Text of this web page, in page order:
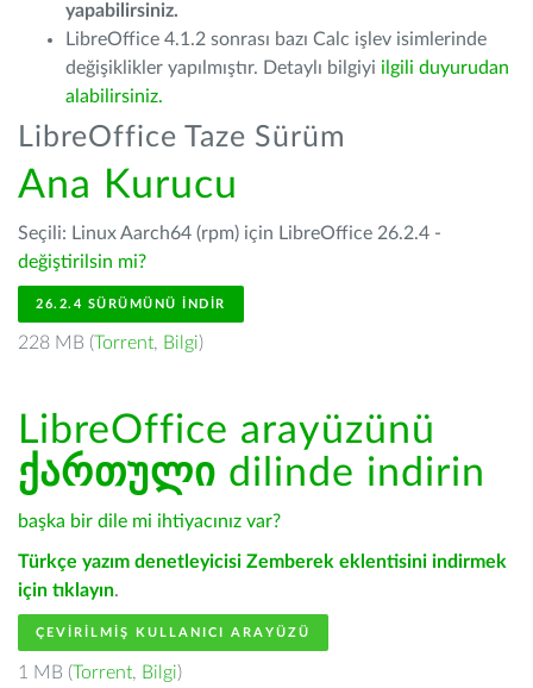
yapabilirsiniz.
LibreOffice 4.1.2 sonrası bazı Calc işlev isimlerinde
değişiklikler yapılmıştır. Detaylı bilgiyi ilgili duyurudan
alabilirsiniz.
LibreOffice Taze Sürüm
Ana Kurucu
Seçili: Linux Aarch64 (rpm) için LibreOffice 26.2.4 -
değiştirilsin mi?
26.2.4 SÜRÜMÜNÜ İNDIR
228 MB (Torrent, Bilgi)
LibreOffice arayüzünü
ქართული dilinde indirin
başka bir dile mi ihtiyacınız var?
Türkçe yazım denetleyicisi Zemberek eklentisini indirmek
için tıklayın.
ÇEVIRILMIŞ KULLANICI ARAYÜZÜ
1 MB (Torrent, Bilgi)